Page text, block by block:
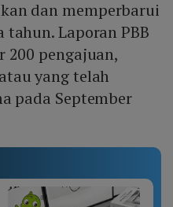
dan memperbarui
tahun. Laporan PBB
pengajuan,
yang telah
pada September